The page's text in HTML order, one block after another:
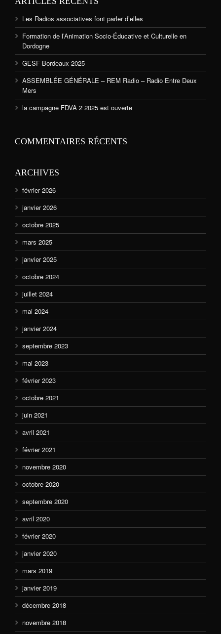
Les Radios associatives font parler d’elles
Formation de l’Animation Socio-Éducative et Culturelle en
Dordogne
GESF Bordeaux 2025
ASSEMBLÉE GÉNÉRALE – REM Radio – Radio Entre Deux
Mers
la campagne FDVA 2 2025 est ouverte
COMMENTAIRES RÉCENTS
ARCHIVES
février 2026
janvier 2026
octobre 2025
mars 2025
janvier 2025
octobre 2024
juillet 2024
mai 2024
janvier 2024
septembre 2023
mai 2023
février 2023
octobre 2021
juin 2021
avril 2021
février 2021
novembre 2020
octobre 2020
septembre 2020
avril 2020
février 2020
janvier 2020
mars 2019
janvier 2019
décembre 2018
novembre 2018